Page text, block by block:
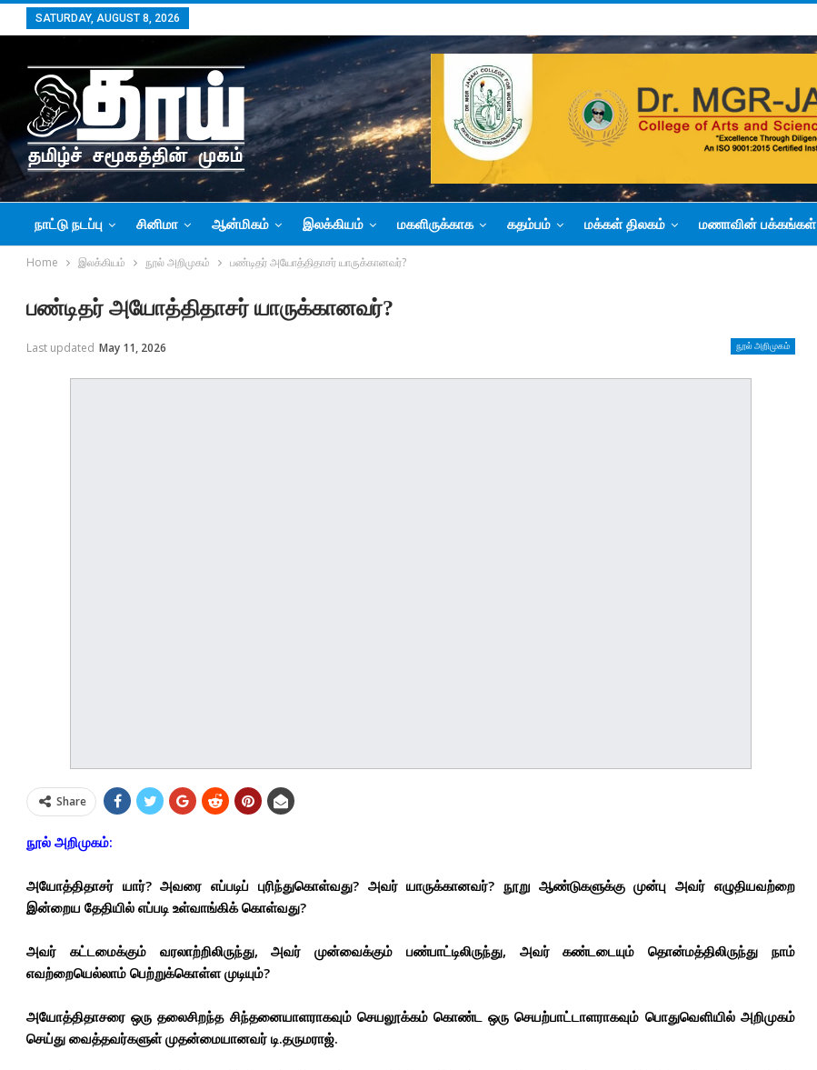
SATURDAY, AUGUST 8, 2026
நாட்டு நடப்பு சினிமா ஆன்மிகம் இலக்கியம் மகளிருக்காக கதம்பம் மக்கள் திலகம் மணாவின் பக்கங்கள்
Home இலக்கியம் நூல் அறிமுகம் பண்டிதர் அயோத்திதாசர் யாருக்கானவர்?
பண்டிதர் அயோத்திதாசர் யாருக்கானவர்?
நூல் அறிமுகம்
Last updated May 11, 2026
Share
நூல் அறிமுகம்:
அயோத்திதாசர் யார்? அவரை எப்படிப் புரிந்துகொள்வது? அவர் யாருக்கானவர்? நூறு ஆண்டுகளுக்கு முன்பு அவர் எழுதியவற்றை
இன்றைய தேதியில் எப்படி உள்வாங்கிக் கொள்வது?
அவர் கட்டமைக்கும் வரலாற்றிலிருந்து, அவர் முன்வைக்கும் பண்பாட்டிலிருந்து, அவர் கண்டடையும் தொன்மத்திலிருந்து நாம்
எவற்றையெல்லாம் பெற்றுக்கொள்ள முடியும்?
அயோத்திதாசரை ஒரு தலைசிறந்த சிந்தனையாளராகவும் செயலூக்கம் கொண்ட ஒரு செயற்பாட்டாளராகவும் பொதுவெளியில் அறிமுகம்
செய்து வைத்தவர்களுள் முதன்மையானவர் டி.தருமராஜ்.